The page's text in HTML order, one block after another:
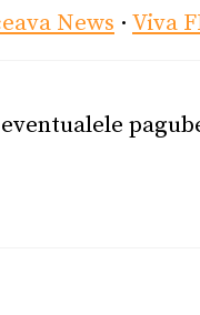
News · Viva